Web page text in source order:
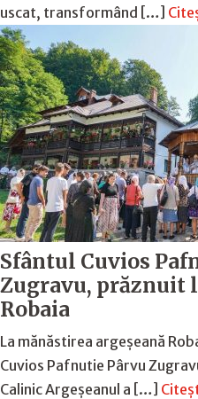
uscat, transformând […]
Sfântul Cuvios
Zugravu, prăznuit
Robaia
La mănăstirea argeșeană
Cuvios Pafnutie Pârvu
Calinic Argeșeanul a […]